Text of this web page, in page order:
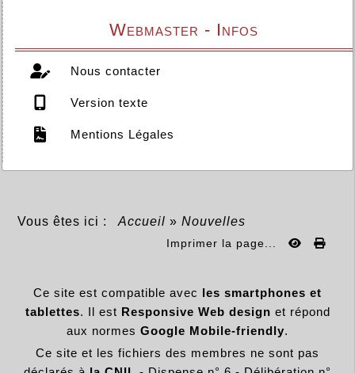
Webmaster - Infos
Nous contacter
Version texte
Mentions Légales
Vous êtes ici : Accueil » Nouvelles
Imprimer la page...
Ce site est compatible avec les smartphones et
tablettes. Il est Responsive Web design et répond
aux normes Google Mobile-friendly.
Ce site et les fichiers des membres ne sont pas